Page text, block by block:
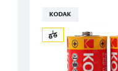
KODAK